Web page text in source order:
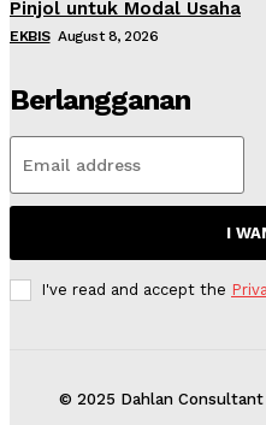
Pinjol untuk Modal Usaha
EKBIS August 8, 2026
Berlangganan
I
I've read and accept the
© 2025 Dahlan